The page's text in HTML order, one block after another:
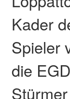
Kader
Spieler
die